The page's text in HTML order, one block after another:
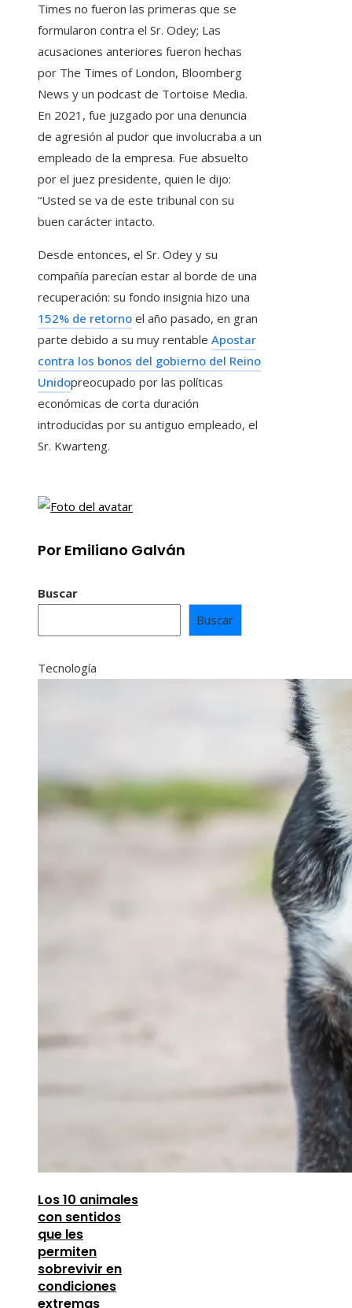
Times no fueron las primeras que se
formularon contra el Sr. Odey; Las
acusaciones anteriores fueron hechas
por The Times of London, Bloomberg
News y un podcast de Tortoise Media.
En 2021, fue juzgado por una denuncia
de agresión al pudor que involucraba a un
empleado de la empresa. Fue absuelto
por el juez presidente, quien le dijo:
“Usted se va de este tribunal con su
buen carácter intacto.
Desde entonces, el Sr. Odey y su
compañía parecían estar al borde de una
recuperación: su fondo insignia hizo una
152% de retorno el año pasado, en gran
parte debido a su muy rentable Apostar
contra los bonos del gobierno del Reino
Unidopreocupado por las políticas
económicas de corta duración
introducidas por su antiguo empleado, el
Sr. Kwarteng.
Por Emiliano Galván
Buscar
Buscar
Tecnología
Los 10 animales
con sentidos
que les
permiten
sobrevivir en
condiciones
extremas